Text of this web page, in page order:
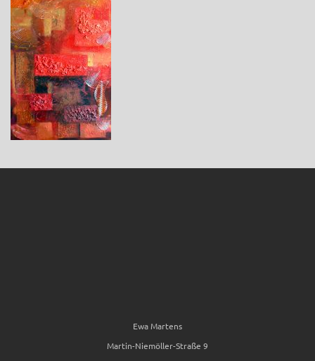
Ewa Martens
Martin-Niemöller-Straße 9